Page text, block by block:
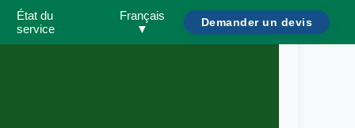
État du
service
Français
▼
Demander un devis